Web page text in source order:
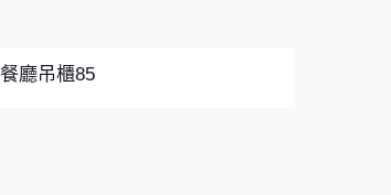
餐廳吊櫃85